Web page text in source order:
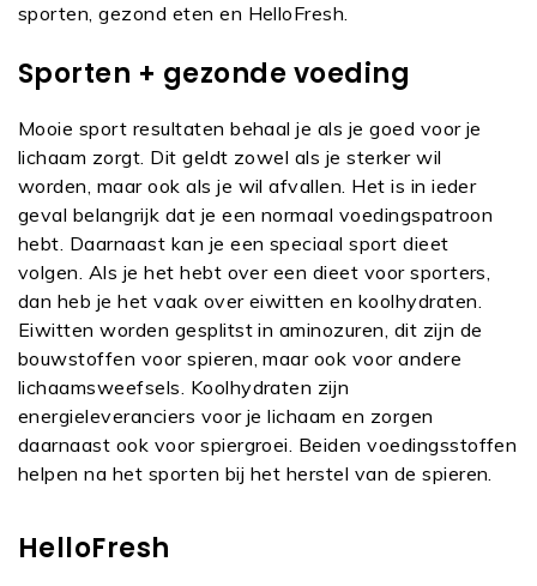
sporten, gezond eten en HelloFresh.
Sporten + gezonde voeding
Mooie sport resultaten behaal je als je goed voor je
lichaam zorgt. Dit geldt zowel als je sterker wil
worden, maar ook als je wil afvallen. Het is in ieder
geval belangrijk dat je een normaal voedingspatroon
hebt. Daarnaast kan je een speciaal sport dieet
volgen. Als je het hebt over een dieet voor sporters,
dan heb je het vaak over eiwitten en koolhydraten.
Eiwitten worden gesplitst in aminozuren, dit zijn de
bouwstoffen voor spieren, maar ook voor andere
lichaamsweefsels. Koolhydraten zijn
energieleveranciers voor je lichaam en zorgen
daarnaast ook voor spiergroei. Beiden voedingsstoffen
helpen na het sporten bij het herstel van de spieren.
HelloFresh